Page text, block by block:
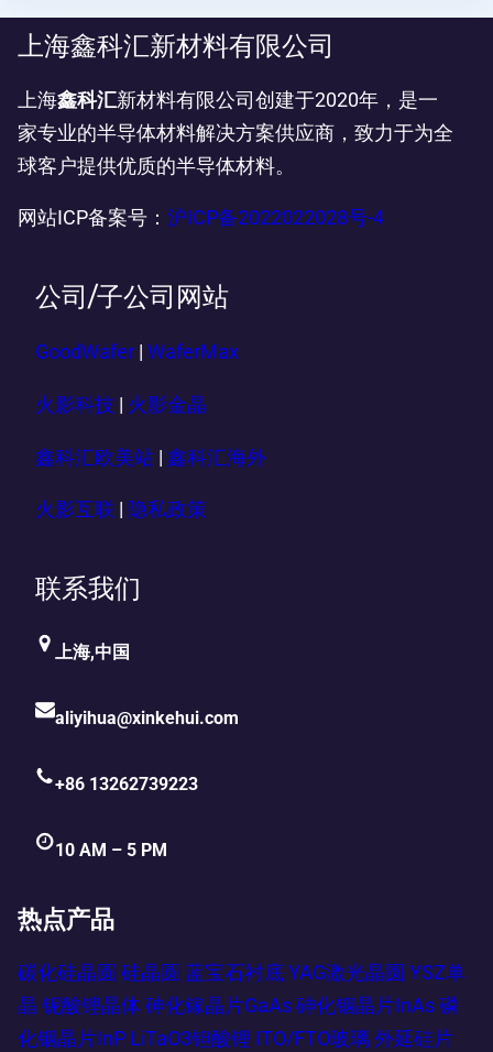
上海鑫科汇新材料有限公司
上海鑫科汇新材料有限公司创建于2020年，是一
家专业的半导体材料解决方案供应商，致力于为全
球客户提供优质的半导体材料。
网站ICP备案号： 沪ICP备2022022028号-4
公司/子公司网站
GoodWafer WaferMax
火影科技 火影金晶
鑫科汇欧美站 | 鑫科汇海外
火影互联 隐私政策
联系我们
上海,中国
aliyihua@xinkehui.com
+86 13262739223
10 AM – 5 PM
热点产品
碳化硅晶圆 硅晶圆 蓝宝石衬底 YAG激光晶圆 YSZ单
晶 铌酸锂晶体 砷化镓晶片GaAs 砷化铟晶片InAs 磷
化铟晶片InP LiTaO3钽酸锂 ITO/FTO玻璃 外延硅片